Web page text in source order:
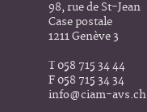
98, rue de St-Jean
Case postale
1211 Genève 3
T 058 715 34 44
F 058 715 34 34
info@ciam-avs.ch